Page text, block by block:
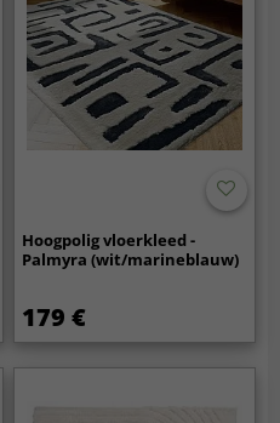
Hoogpolig vloerkleed -
Palmyra (wit/marineblauw)
179 €